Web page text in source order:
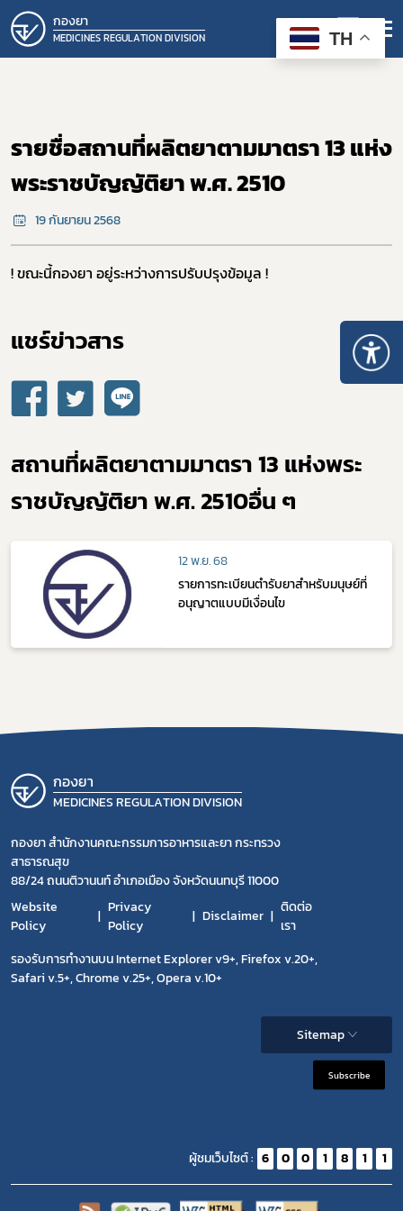
กองยา
MEDICINES REGULATION DIVISION
รายชื่อสถานที่ผลิตยาตามมาตรา 13 แห่ง
พระราชบัญญัติยา พ.ศ. 2510
19 กันยายน 2568
! ขณะนี้กองยา อยู่ระหว่างการปรับปรุงข้อมูล !
แชร์ข่าวสาร​
สถานที่ผลิตยาตามมาตรา 13 แห่งพระ
ราชบัญญัติยา พ.ศ. 2510อื่น ๆ
12 พ.ย. 68
รายการทะเบียนตำรับยาสำหรับมนุษย์ที่
อนุญาตแบบมีเงื่อนไข
กองยา
MEDICINES REGULATION DIVISION
กองยา สำนักงานคณะกรรมการอาหารและยา กระทรวง
สาธารณสุข
88/24 ถนนติวานนท์ อำเภอเมือง จังหวัดนนทบุรี 11000
Website
Policy
Privacy
Policy
Disclaimer
ติดต่อ
เรา
รองรับการทำงานบน Internet Explorer v9+, Firefox v.20+,
Safari v.5+, Chrome v.25+, Opera v.10+
Sitemap
Subscribe
ผู้ชมเว็บไซต์ : 6 0 0 1 8 1 1
เลือกหัวข้อที่ท่านต้องการ Subscribe
TH